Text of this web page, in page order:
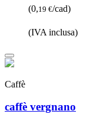
(0,19 €/cad)
(IVA inclusa)
Caffè
caffè vergnano